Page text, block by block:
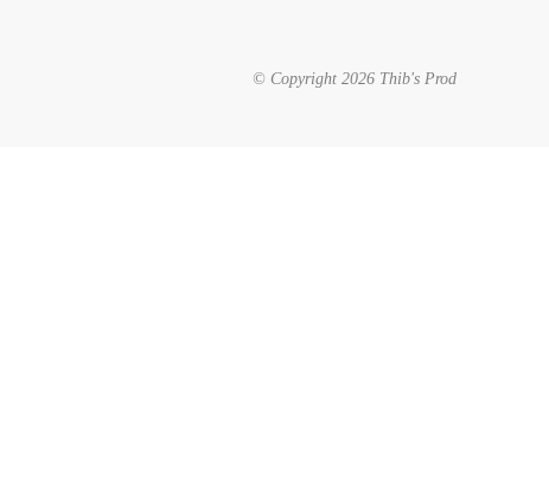
© Copyright 2026 Thib's Prod